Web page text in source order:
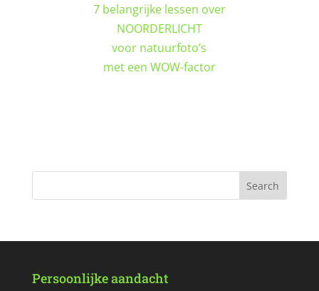
7 belangrijke lessen over
NOORDERLICHT
voor natuurfoto’s
met een WOW-factor
Persoonlijke aandacht